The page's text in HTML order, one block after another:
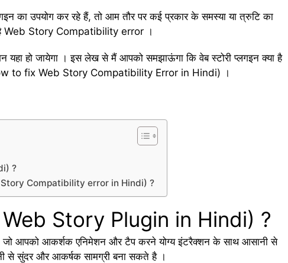
का उपयोग कर रहे हैं, तो आम तौर पर कई प्रकार के समस्या या त्रुटि का
है Web Story Compatibility error ।
हो जायेगा । इस लेख से मैं आपको समझाऊंगा कि वेब स्टोरी प्लगइन क्या है
to fix Web Story Compatibility Error in Hindi) ।
?
Story Compatibility error in Hindi) ?
Web Story Plugin in Hindi) ?
जो आपको आकर्शक एनिमेशन और टैप करने योग्य इंटरैक्शन के साथ आसानी से
से सुंदर और आकर्षक सामग्री बना सकते है ।